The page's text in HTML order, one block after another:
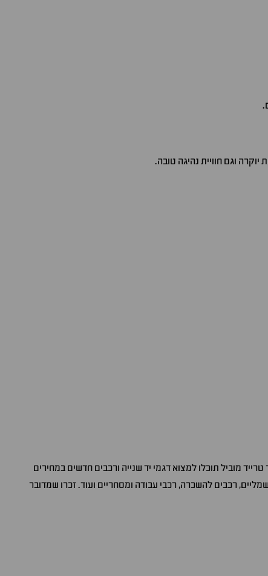
מוביל תוכלו למצוא דגמי יד שנייה ורכבים חדשים במחירים
רכבים להשכרה, רכבי עבודה ומסחריים ועוד. זכרו שמדובר